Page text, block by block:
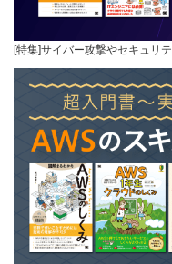
[特集]サイバー攻撃やセキュリ